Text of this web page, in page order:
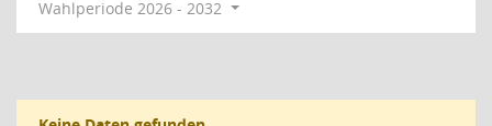
Wahlperiode 2026 - 2032